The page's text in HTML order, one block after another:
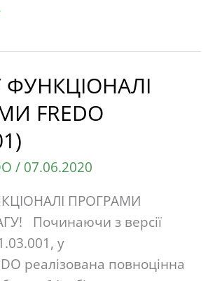
FREDO
/ 07.06.2020
ПРОГРАМИ
Починаючи з версії
у
реалізована повноцінна